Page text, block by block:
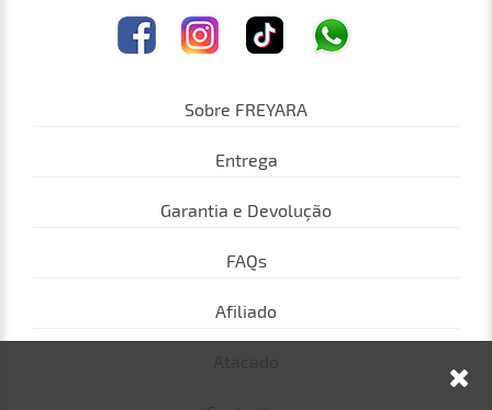
Sobre FREYARA
Entrega
Garantia e Devolução
FAQs
Afiliado